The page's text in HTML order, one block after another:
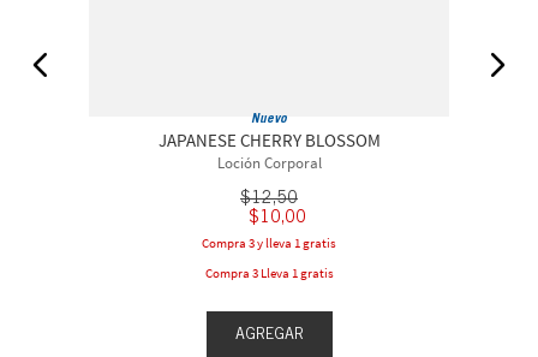
Nuevo
JAPANESE CHERRY BLOSSOM
Loción Corporal
$12,50
$10,00
Compra 3 y lleva 1 gratis
Compra 3 Lleva 1 gratis
AGREGAR